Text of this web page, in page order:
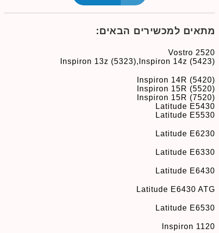
מתאים למכשירים הבאים:
Vostro 2520
Inspiron 13z (5323), Inspiron 14z (5423)
Inspiron 14R (5420)
Inspiron 15R (5520)
Inspiron 15R (7520)
Latitude E5430
Latitude E5530
Latitude E6230
Latitude E6330
Latitude E6430
Latitude E6430 ATG
Latitude E6530
Inspiron 1120